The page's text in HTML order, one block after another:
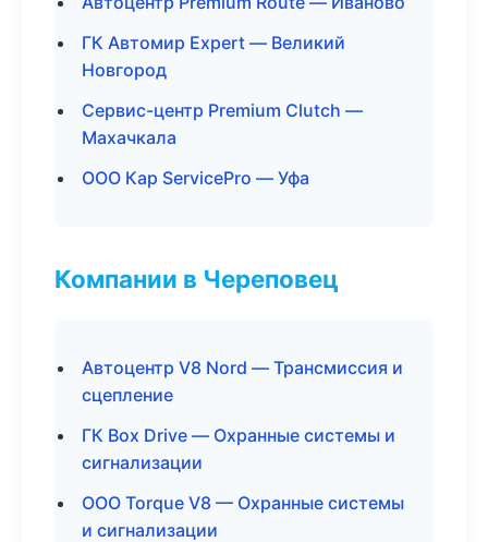
ГК Автомир Expert — Великий
Новгород
Сервис-центр Premium Clutch —
Махачкала
ООО Кар ServicePro — Уфа
Компании в Череповец
Автоцентр V8 Nord — Трансмиссия и
сцепление
ГК Box Drive — Охранные системы и
сигнализации
ООО Torque V8 — Охранные системы
и сигнализации